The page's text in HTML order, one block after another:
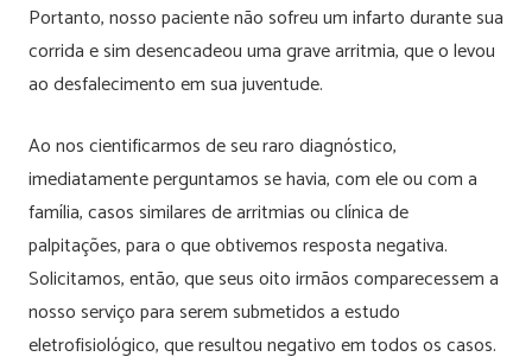
Portanto, nosso paciente não sofreu um infarto durante sua
corrida e sim desencadeou uma grave arritmia, que o levou
ao desfalecimento em sua juventude.
Ao nos cientificarmos de seu raro diagnóstico,
imediatamente perguntamos se havia, com ele ou com a
família, casos similares de arritmias ou clínica de
palpitações, para o que obtivemos resposta negativa.
Solicitamos, então, que seus oito irmãos comparecessem a
nosso serviço para serem submetidos a estudo
eletrofisiológico, que resultou negativo em todos os casos.